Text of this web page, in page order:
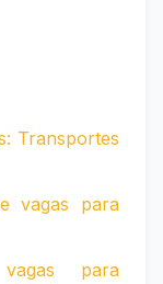
Transportes
vagas para
para